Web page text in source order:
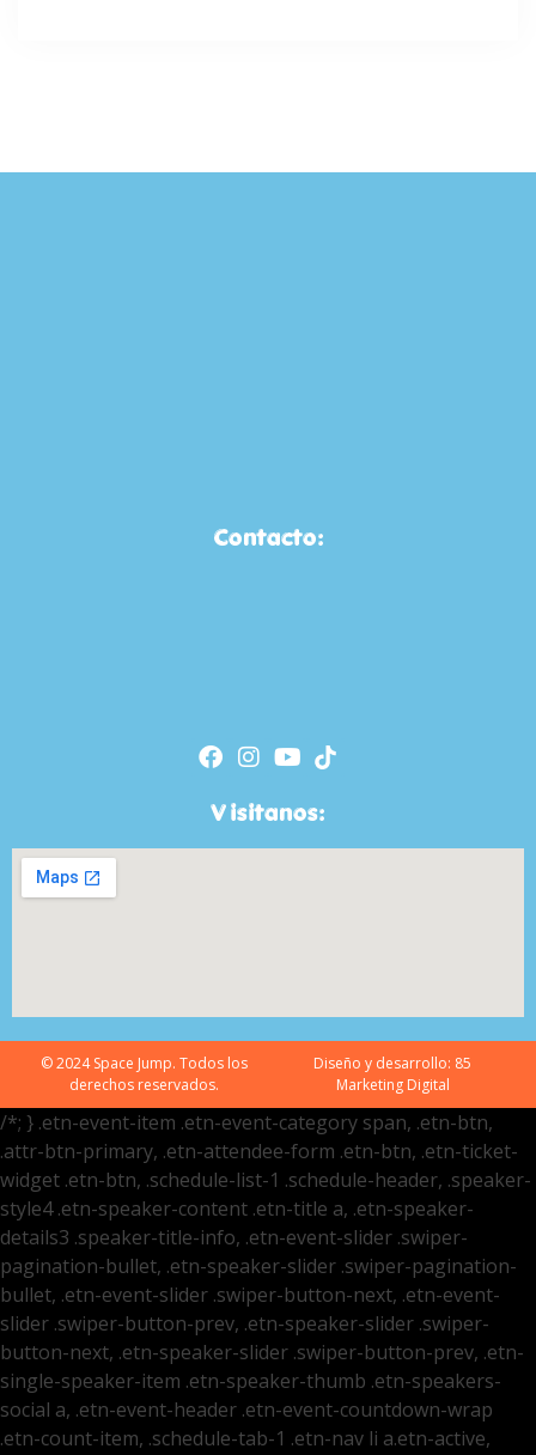
Contacto:
Visitanos:
© 2024 Space Jump. Todos los
derechos reservados.
Diseño y desarrollo: 85
Marketing Digital
/*; } .etn-event-item .etn-event-category span, .etn-btn,
.attr-btn-primary, .etn-attendee-form .etn-btn, .etn-ticket-
widget .etn-btn, .schedule-list-1 .schedule-header, .speaker-
style4 .etn-speaker-content .etn-title a, .etn-speaker-
details3 .speaker-title-info, .etn-event-slider .swiper-
pagination-bullet, .etn-speaker-slider .swiper-pagination-
bullet, .etn-event-slider .swiper-button-next, .etn-event-
slider .swiper-button-prev, .etn-speaker-slider .swiper-
button-next, .etn-speaker-slider .swiper-button-prev, .etn-
single-speaker-item .etn-speaker-thumb .etn-speakers-
social a, .etn-event-header .etn-event-countdown-wrap
.etn-count-item, .schedule-tab-1 .etn-nav li a.etn-active,